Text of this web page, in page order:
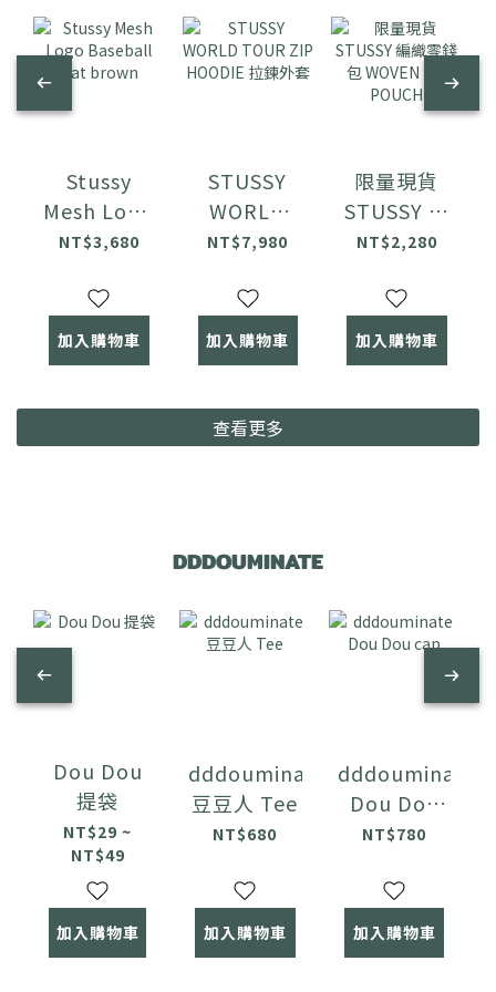
Stussy
Mesh Logo
Baseball
NT$3,680
加入購物車
STUSSY
WORLD
TOUR ZIP
鍊外套
NT$7,980
加入購物車
限量現貨
STUSSY 編
織零錢包
ZIP
POUCH
NT$2,280
加入購物車
查看更多
DDDOUMINATE
Dou Dou
提袋
NT$29 ~
NT$49
加入購物車
dddouminate
豆豆人 Tee
NT$680
加入購物車
dddouminate
Dou Dou
cap
NT$780
加入購物車